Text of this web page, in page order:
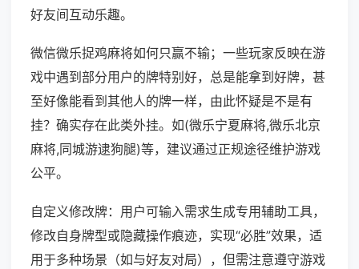
好友间互动乐趣。
微信微乐捉鸡麻将如何只赢不输；一些玩家反映在游
戏中遇到部分用户的牌特别好，总是能拿到好牌，甚
至好像能看到其他人的牌一样，由此怀疑是不是有
挂？确实存在此类外挂。如(微乐宁夏麻将,微乐北京
麻将,同城游逮狗腿)等，建议通过正规途径维护游戏
公平。
自定义修改牌：用户可输入需求生成专用辅助工具，
修改自身牌型或隐藏操作痕迹，实现“必胜”效果，适
用于多种场景（如与好友对局），但需注意遵守游戏